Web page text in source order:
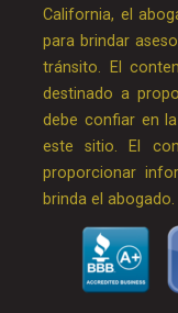
California, el
para brindar
tránsito. El
destinado a
debe confiar en
este sitio. El
proporcionar
brinda el abogado.